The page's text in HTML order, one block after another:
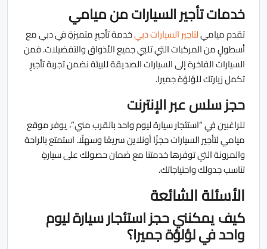
خدمات تأجير السيارات من ميامي
تقدم مياميلتاجير السيارات دبيخدمة تأجيرٍ متميزةٍ في دبي مع
أسطولٍ من المركبات التي تلبي جميع الأذواق والتفضيلات. فمن
السيارات الفاخرة إلى السيارات الصديقة للبيئة نضمن تجربة تأجيرٍ
تكمل زيارتك للؤلؤة جميرا.
حجز سلس عبر الإنترنت
للراغبين في “استئجار سيارة ليوم واحد بالقرب مني”، يوفر موقع
ميامي لتأجير السيارات حجزًا أونلاين سريعًا وسهلًا. استمتع بالراحة
والمرونة التي توفرها خدمتنا مع ضمان حصولك على سيارةٍ
تناسب جدولك واحتياجاتك.
الأسئلة الشائعة
كيف يمكنني حجز استئجار سيارة ليوم
واحد في لؤلؤة جميرا؟